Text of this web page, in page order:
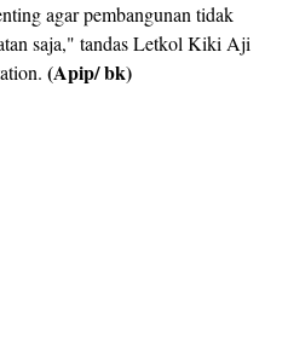
agar pembangunan tidak
saja," tandas Letkol Kiki Aji
(Apip/ bk)